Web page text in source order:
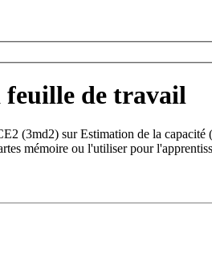
feuille de travail
(3md2) sur Estimation de la
mémoire ou l'utiliser pour